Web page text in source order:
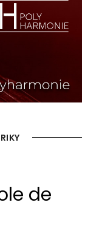
de